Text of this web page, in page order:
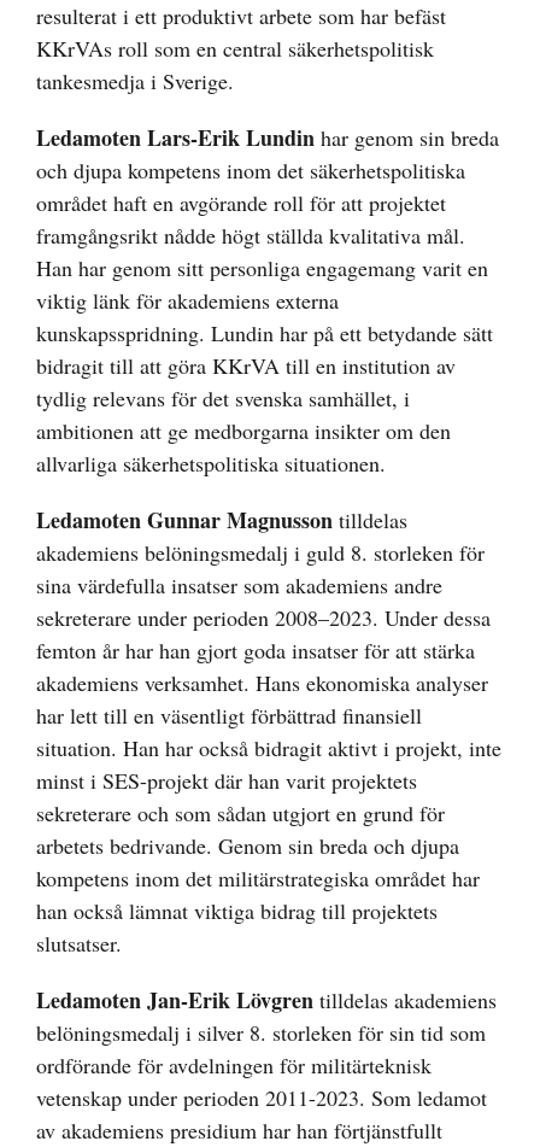
resulterat i ett produktivt arbete som har befäst
KKrVAs roll som en central säkerhetspolitisk
tankesmedja i Sverige.
Ledamoten Lars-Erik Lundin har genom sin breda
och djupa kompetens inom det säkerhetspolitiska
området haft en avgörande roll för att projektet
framgångsrikt nådde högt ställda kvalitativa mål.
Han har genom sitt personliga engagemang varit en
viktig länk för akademiens externa
kunskapsspridning. Lundin har på ett betydande sätt
bidragit till att göra KKrVA till en institution av
tydlig relevans för det svenska samhället, i
ambitionen att ge medborgarna insikter om den
allvarliga säkerhetspolitiska situationen.
Ledamoten Gunnar Magnusson tilldelas
akademiens belöningsmedalj i guld 8. storleken för
sina värdefulla insatser som akademiens andre
sekreterare under perioden 2008–2023. Under dessa
femton år har han gjort goda insatser för att stärka
akademiens verksamhet. Hans ekonomiska analyser
har lett till en väsentligt förbättrad finansiell
situation. Han har också bidragit aktivt i projekt, inte
minst i SES-projekt där han varit projektets
sekreterare och som sådan utgjort en grund för
arbetets bedrivande. Genom sin breda och djupa
kompetens inom det militärstrategiska området har
han också lämnat viktiga bidrag till projektets
slutsatser.
Ledamoten Jan-Erik Lövgren tilldelas akademiens
belöningsmedalj i silver 8. storleken för sin tid som
ordförande för avdelningen för militärteknisk
vetenskap under perioden 2011-2023. Som ledamot
av akademiens presidium har han förtjänstfullt